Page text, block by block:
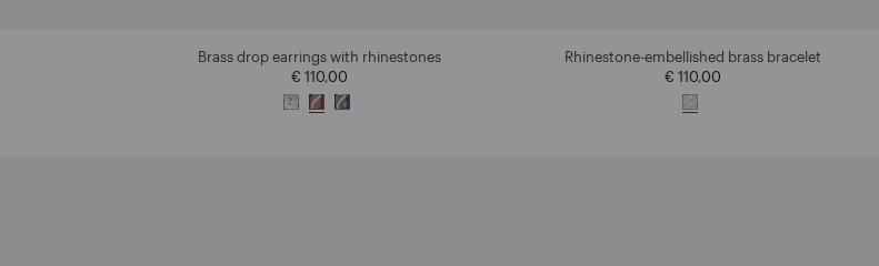
Brass drop earrings with rhinestones
€ 110,00
Rhinestone-embellished brass bracelet
€ 110,00